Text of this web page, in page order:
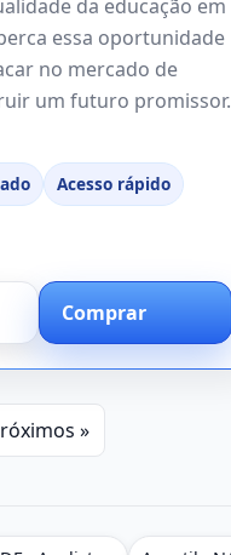
da educação em
essa oportunidade
no mercado de
um futuro promissor.
Acesso rápido
Comprar
»